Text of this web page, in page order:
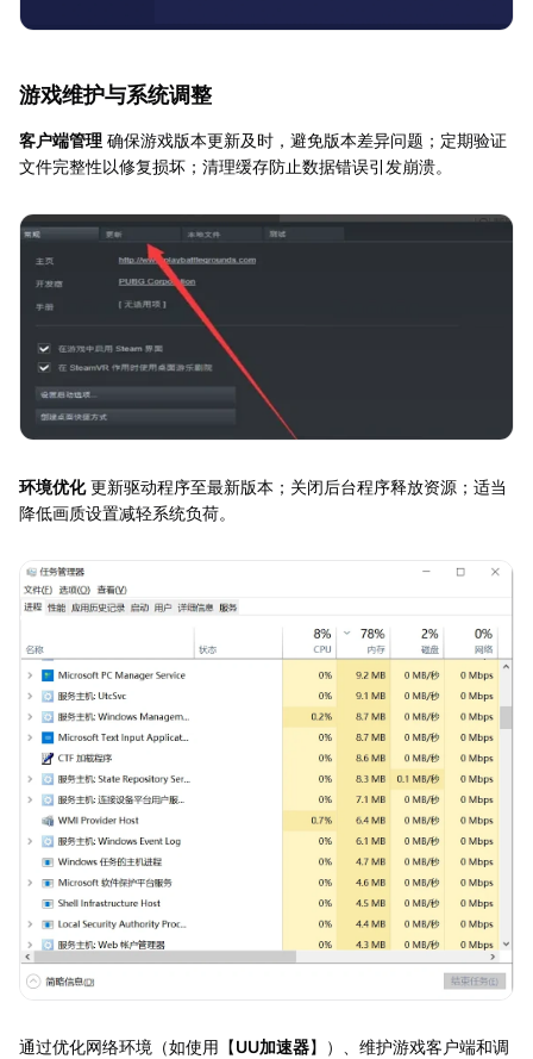
游戏维护与系统调整
客户端管理 确保游戏版本更新及时，避免版本差异问题；定期验证
文件完整性以修复损坏；清理缓存防止数据错误引发崩溃。
环境优化更新驱动程序至最新版本；关闭后台程序释放资源；适当
降低画质设置减轻系统负荷。
通过优化网络环境（如使用【UU加速器】）、维护游戏客户端和调